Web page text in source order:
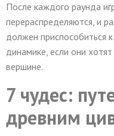
После каждого раунда
перераспределяются, и
должен приспособиться
динамике, если они
вершине.
7 чудес:
древним